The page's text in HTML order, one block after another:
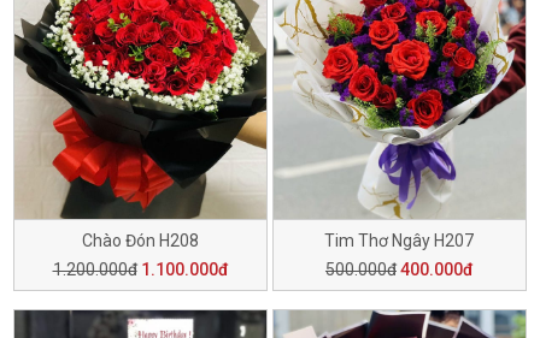
Chào Đón H208
1.200.000đ 1.100.000đ
Tim Thơ Ngây H207
500.000đ400.000đ